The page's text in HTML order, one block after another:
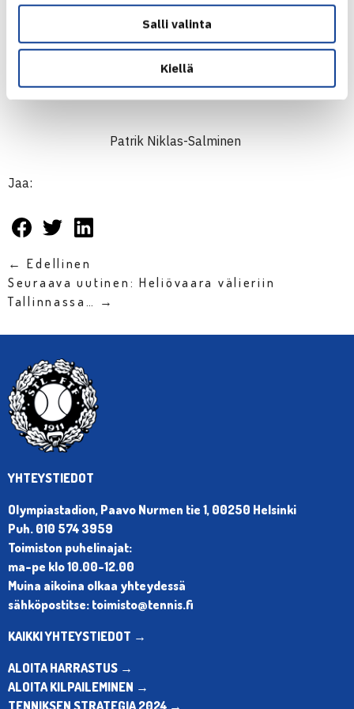
Salli valinta
Kiellä
Patrik Niklas-Salminen
Jaa:
← Edellinen
Seuraava uutinen: Heliövaara välieriin
Tallinnassa… →
YHTEYSTIEDOT
Olympiastadion, Paavo Nurmen tie 1, 00250 Helsinki
Puh. 010 574 3959
Toimiston puhelinajat:
ma-pe klo 10.00-12.00
Muina aikoina olkaa yhteydessä
sähköpostitse: toimisto@tennis.fi
KAIKKI YHTEYSTIEDOT →
ALOITA HARRASTUS →
ALOITA KILPAILEMINEN →
TENNIKSEN STRATEGIA 2024 →